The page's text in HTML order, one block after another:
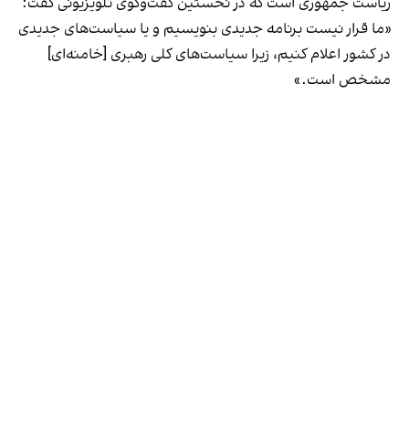
«ما قرار نیست برنامه جدیدی بنویسیم و یا سیاست‌های جدیدی
در کشور اعلام کنیم، زیرا سیاست‌های کلی رهبری [خامنه‌ای]
مشخص است.»